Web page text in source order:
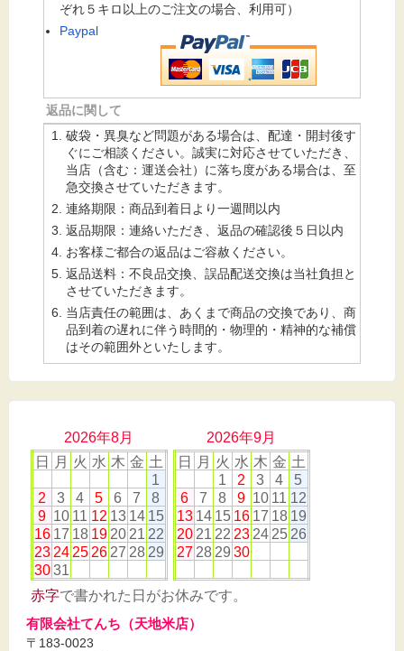
ぞれ５キロ以上のご注文の場合、利用可）
Paypal
返品に関して
破袋・異臭など問題がある場合は、配達・開封後す
ぐにご相談ください。誠実に対応させていただき、
当店（含む：運送会社）に落ち度がある場合は、至
急交換させていただきます。
連絡期限：商品到着日より一週間以内
返品期限：連絡いただき、返品の確認後５日以内
お客様ご都合の返品はご容赦ください。
返品送料：不良品交換、誤品配送交換は当社負担と
させていただきます。
当店責任の範囲は、あくまで商品の交換であり、商
品到着の遅れに伴う時間的・物理的・精神的な補償
はその範囲外といたします。
2026年8月
日
月 火 水 木 金 土
1
2
3 4 5 6 7
8
9 10 11 12 13 14 15
16 17 18 19 20 21 22
23 24 25 26 27 28 29
3031
2026年9月
日
月 火 水 木 金 土
1
2 3 4
5
6
7 8 9 10 11 12
13 14 15 16 17 18 19
20 21 22 23 24 25 26
27 28 29 30
赤字で書かれた日がお休みです。
有限会社てんち（天地米店）
〒183-0023